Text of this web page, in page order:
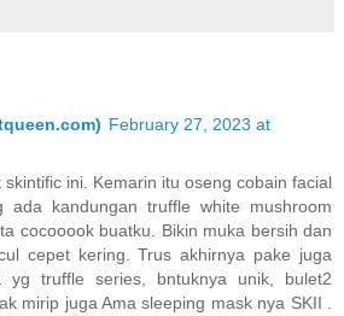
February 27, 2023 at
ini. Kemarin itu oseng cobain facial
ada kandungan truffle white mushroom
cocooook buatku. Bikin muka bersih dan
cepet kering. Trus akhirnya pake juga
yg truffle series, bntuknya unik, bulet2
mirip juga Ama sleeping mask nya SKII .